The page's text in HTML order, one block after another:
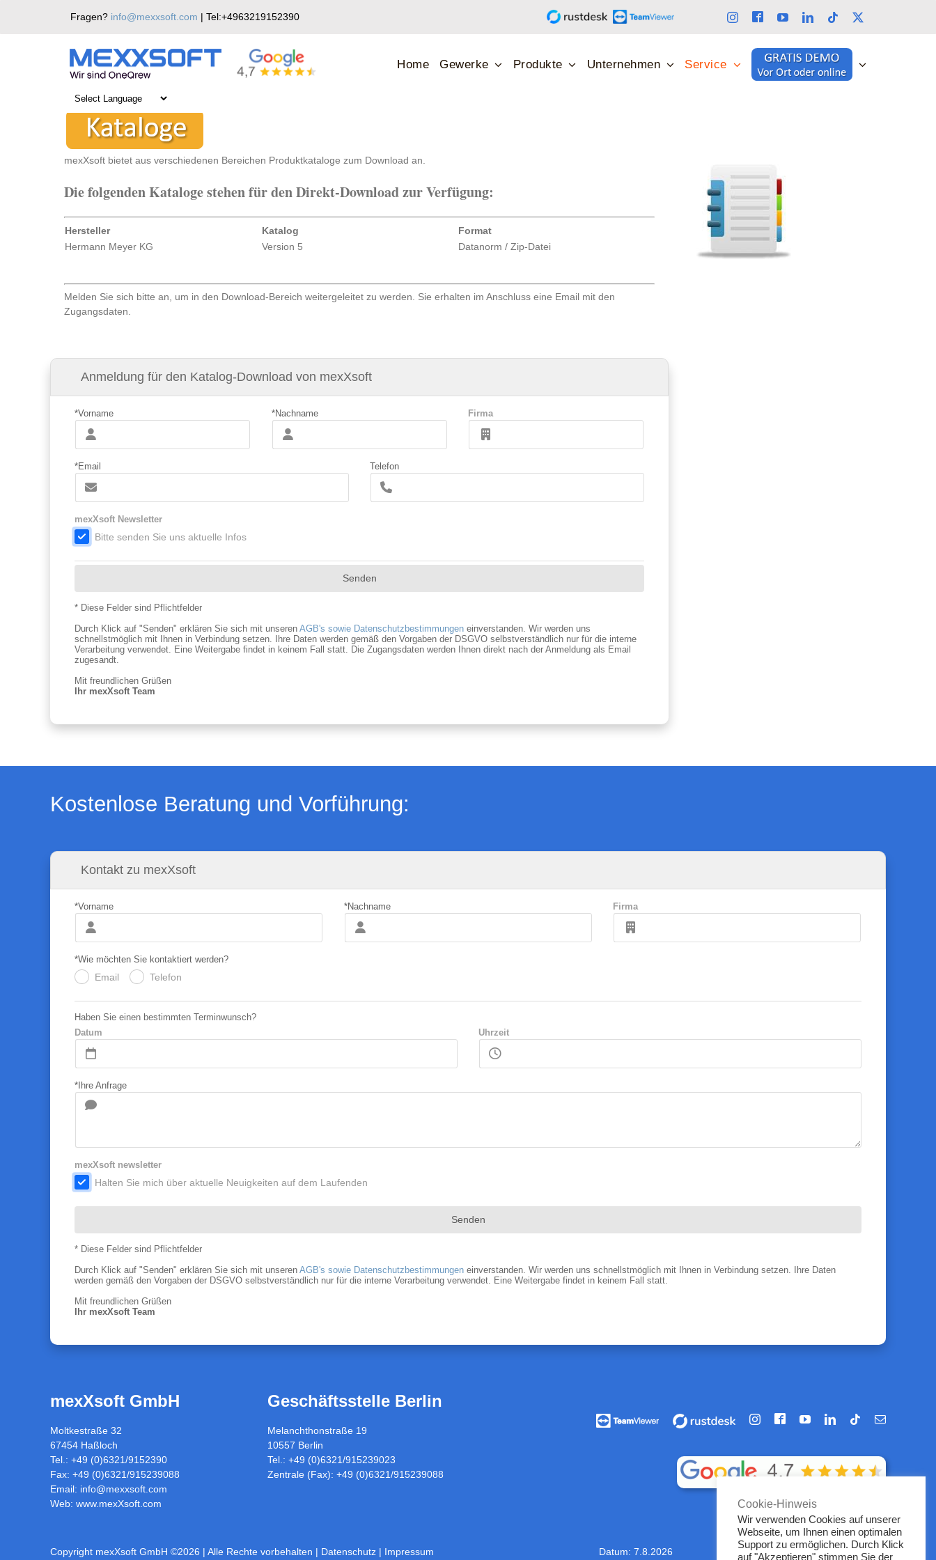
Fragen? info@mexxsoft.com | Tel:+4963219152390
Home Gewerke Produkte Unternehmen Service
Kataloge – Download
mexXsoft bietet aus verschiedenen Bereichen Produktkataloge zum Download an.
Die folgenden Kataloge stehen für den Direkt-Download zur Verfügung:
Hersteller Katalog
Format
Hermann Meyer KG
Version 5 Datanorm / Zip-Datei
Melden Sie sich bitte an, um in den Download-Bereich weitergeleitet zu werden. Sie erhalten im Anschluss eine Email mit den
Zugangsdaten.
Anmeldung für den Katalog-Download von mexXsoft
*Vorname *Nachname Firma
*Email Telefon
mexXsoft Newsletter
Bitte senden Sie uns aktuelle Infos
Senden
* Diese Felder sind Pflichtfelder
Durch Klick auf "Senden" erklären Sie sich mit unseren AGB's sowie Datenschutzbestimmungeneinverstanden. Wir werden uns
schnellstmöglich mit Ihnen in Verbindung setzen. Ihre Daten werden gemäß den Vorgaben der DSGVO selbstverständlich nur für die interne
Verarbeitung verwendet. Eine Weitergabe findet in keinem Fall statt. Die Zugangsdaten werden Ihnen direkt nach der Anmeldung als Email
zugesandt.
Mit freundlichen Grüßen
Ihr mexXsoft Team
Kostenlose Beratung und Vorführung:
Kontakt zu mexXsoft
*Vorname *Nachname Firma
*Wie möchten Sie kontaktiert werden?
Email Telefon
Haben Sie einen bestimmten Terminwunsch?
Datum
Uhrzeit
*Ihre Anfrage
mexXsoft newsletter
. Halten Sie mich über aktuelle Neuigkeiten auf dem Laufenden
Senden
* Diese Felder sind Pflichtfelder
Durch Klick auf "Senden" erklären Sie sich mit unseren AGB's sowie Datenschutzbestimmungeneinverstanden. Wir werden uns schnellstmöglich mit Ihnen in Verbindung setzen. Ihre Daten
werden gemäß den Vorgaben der DSGVO selbstverständlich nur für die interne Verarbeitung verwendet. Eine Weitergabe findet in keinem Fall statt.
Mit freundlichen Grüßen
Ihr mexXsoft Team
mexXsoft GmbH
Moltkestraße 32
67454 Haßloch
Tel.: +49 (0)6321/9152390
Fax: +49 (0)6321/915239088
Email: info@mexxsoft.com
Web: www.mexXsoft.com
Geschäftsstelle Berlin
Melanchthonstraße 19
10557 Berlin
Tel.: +49 (0)6321/915239023
Zentrale (Fax): +49 (0)6321/915239088
Vorführung
/
Vorführung
rustdesk
InstagramFacebookYouTubeLinkedInTiktokE-
Copyright mexXsoft GmbH ©2026 | Alle Rechte vorbehalten | Datenschutz | Impressum Datum: 7.8.2026
Cookie-Hinweis
Wir verwenden Cookies auf unserer
Webseite, um Ihnen einen optimalen
Support zu ermöglichen. Durch Klick
auf "Akzeptieren" stimmen Sie der